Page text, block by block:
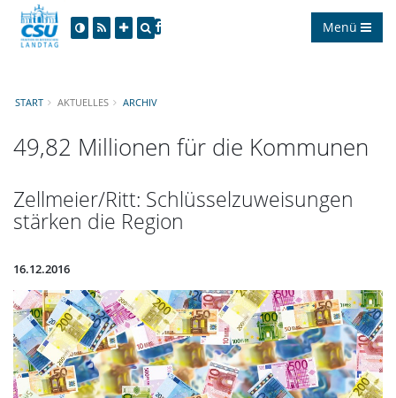
Menü
START AKTUELLES ARCHIV
49,82 Millionen für die Kommunen
Zellmeier/Ritt: Schlüsselzuweisungen
stärken die Region
16.12.2016